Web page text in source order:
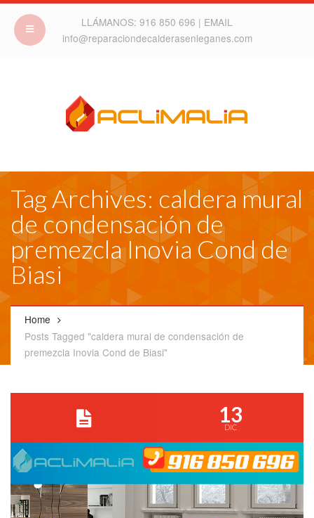
LLÁMANOS: 916 850 696 | EMAIL
info@reparaciondecalderasenleganes.com
Tag Archives: caldera mural
de condensación de
premezcla Inovia Cond de
Biasi
Home
Posts Tagged "caldera mural de condensación de
premezcla Inovia Cond de Biasi"
13
DIC